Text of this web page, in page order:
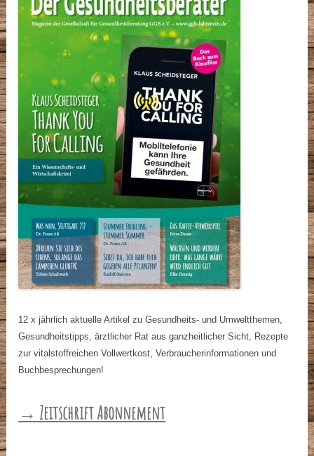
12 x jährlich aktuelle Artikel zu Gesundheits- und Umweltthemen,
Gesundheitstipps, ärztlicher Rat aus ganzheitlicher Sicht, Rezepte
zur vitalstoffreichen Vollwertkost, Verbraucherinformationen und
Buchbesprechungen!
→ Zeitschrift Abonnement